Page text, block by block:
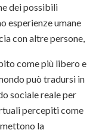
dei possibili
esperienze umane
con altre persone,
come più libero e
può tradursi in
sociale reale per
percepiti come
la